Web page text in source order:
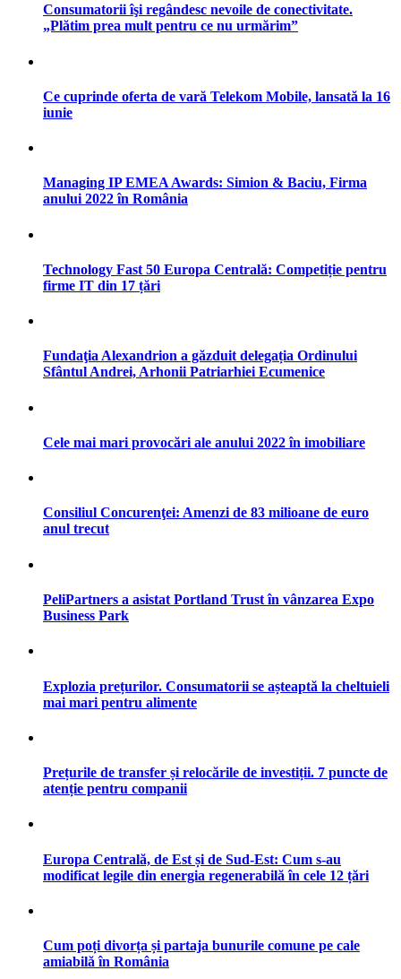
Consumatorii îşi regândesc nevoile de conectivitate.
„Plătim prea mult pentru ce nu urmărim”
Ce cuprinde oferta de vară Telekom Mobile, lansată la 16
iunie
Managing IP EMEA Awards: Simion & Baciu, Firma
anului 2022 în România
Technology Fast 50 Europa Centrală: Competiție pentru
firme IT din 17 țări
Fundaţia Alexandrion a găzduit delegația Ordinului
Sfântul Andrei, Arhonii Patriarhiei Ecumenice
Cele mai mari provocări ale anului 2022 în imobiliare
Consiliul Concurenţei: Amenzi de 83 milioane de euro
anul trecut
PeliPartners a asistat Portland Trust în vânzarea Expo
Business Park
Explozia prețurilor. Consumatorii se așteaptă la cheltuieli
mai mari pentru alimente
Prețurile de transfer și relocările de investiții. 7 puncte de
atenție pentru companii
Europa Centrală, de Est și de Sud-Est: Cum s-au
modificat legile din energia regenerabilă în cele 12 țări
Cum poți divorța și partaja bunurile comune pe cale
amiabilă în România